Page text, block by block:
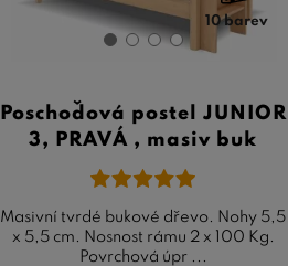
10 barev
Poschoďová postel JUNIOR
3, PRAVÁ , masiv buk
Masivní tvrdé bukové dřevo. Nohy 5,5
x 5,5 cm. Nosnost rámu 2 x 100 Kg.
Povrchová úpr ...